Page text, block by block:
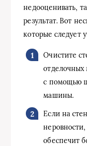
недооценивать,
результат. Вот
которые следует
Очистите
отделочных
с помощью
машины.
Если на
обеспечит